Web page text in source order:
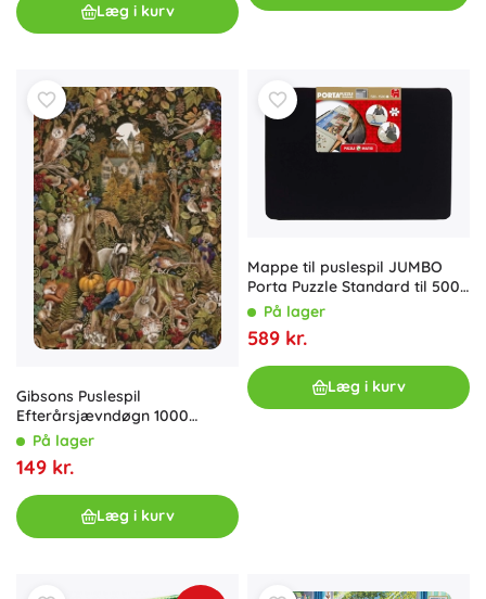
Læg i kurv
Gibsons Puslespil
Efterårsjævndøgn 1000
brikker
På lager
149 kr.
Læg i kurv
Mappe til puslespil JUMBO
Porta Puzzle Standard til 500–
1500 brikker
På lager
589 kr.
Læg i kurv